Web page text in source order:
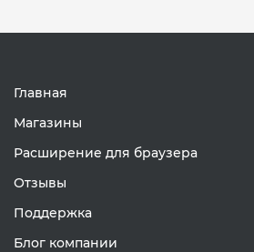
Главная
Магазины
Расширение для браузера
Отзывы
Поддержка
Блог компании